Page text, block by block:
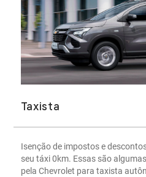
Taxista
Isenção de impostos e
seu táxi 0km. Essas são
pela Chevrolet para taxista